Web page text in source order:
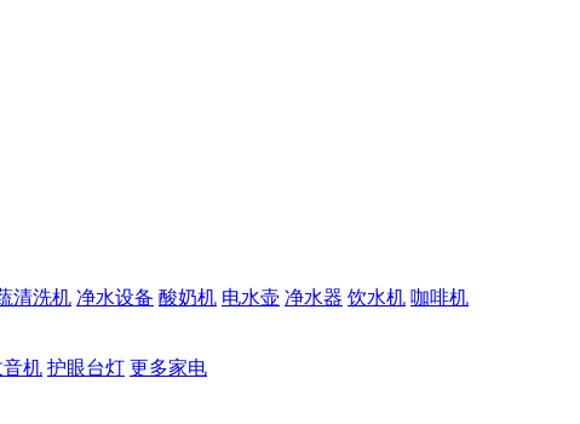
清洗机 净水设备 酸奶机 电水壶 净水器 饮水机 咖啡机
音机 护眼台灯 更多家电